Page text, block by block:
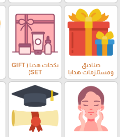
صناديق
ومستلزمات هدايا
بكجات هديا ( GIFT
SET)